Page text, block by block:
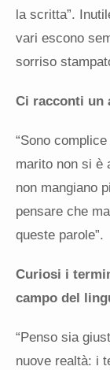
la scritta”.
vari escono
sorriso
Ci racconti un
“Sono
marito non si è
non mangiano
pensare che
queste parole”.
Curiosi i
campo del
“Penso sia
nuove realtà: i